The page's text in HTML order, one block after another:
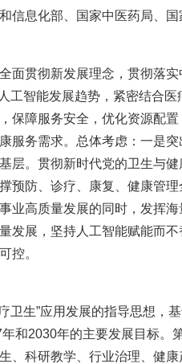
息化部、国家中医药局、国
贯彻新发展理念，贯彻落实
工智能发展趋势，紧密结合医
障服务安全，优化资源配置
服务需求。总体考虑：一是
层。贯彻新时代党的卫生与
预防、诊疗、康复、健康管
业高质量发展的同时，发挥
发展，坚持人工智能赋能而
控。
生”应用发展的指导思想，
和2030年的主要发展目标。
、科研教学、行业治理、健